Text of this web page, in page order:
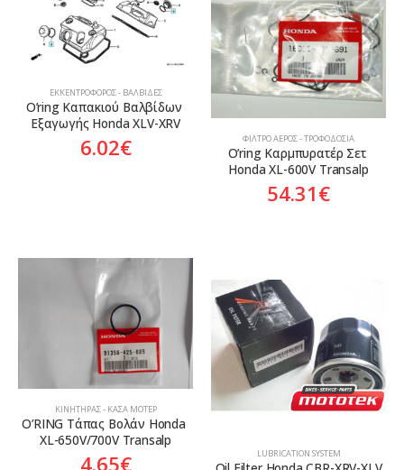
ΕΚΚΕΝΤΡΟΦΌΡΟΣ - ΒΑΛΒΊΔΕΣ
O’ring Καπακιού Βαλβίδων
Εξαγωγής Honda XLV-XRV
6.02€ ΦΊΛΤΡΟ ΑΈΡΟΣ - ΤΡΟΦΟΔΟΣΊΑ
O’ring Καρμπυρατέρ Σετ
Honda XL-600V Transalp
54.31€
ΚΙΝΗΤΉΡΑΣ - ΚΆΣΑ ΜΟΤΈΡ
O’RING Τάπας Βολάν Honda
XL-650V/700V Transalp
4.65€ LUBRICATION SYSTEM